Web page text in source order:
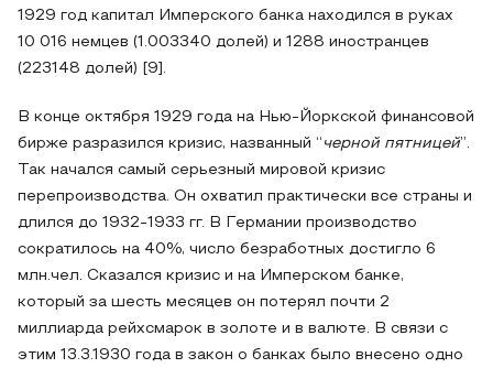
1929 год капитал Имперского банка находился в руках
10 016 немцев (1.003340 долей) и 1288 иностранцев
(223148 долей) [9].
В конце октября 1929 года на Нью-Йоркской финансовой
бирже разразился кризис, названный “ черной пятницей”.
Так начался самый серьезный мировой кризис
перепроизводства. Он охватил практически все страны и
длился до 1932-1933 гг. В Германии производство
сократилось на 40%, число безработных достигло 6
млн.чел. Сказался кризис и на Имперском банке,
который за шесть месяцев он потерял почти 2
миллиарда рейхсмарок в золоте и в валюте. В связи с
этим 13.3.1930 года в закон о банках было внесено одно